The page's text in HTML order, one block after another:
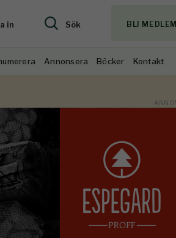
in Sök BLI MEDLEM
Annonsera Böcker Kontakt